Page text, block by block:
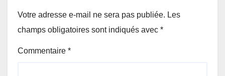
Votre adresse e-mail ne sera pas publiée. Les
champs obligatoires sont indiqués avec *
Commentaire *